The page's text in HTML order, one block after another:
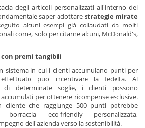
degli articoli personalizzati all'interno dei
saper adottarestrategie mirate
alcuni esempi già collaudati da molti
come, solo per citarne alcuni, McDonald's,
premi tangibili
sistema in cui i clienti accumulano punti per
può incentivare la fedeltà. Al
di determinate soglie, i clienti possono
per ottenere ricompense esclusive.
cliente che raggiunge 500 punti potrebbe
eco-friendly personalizzata,
dell'azienda verso la sostenibilità.